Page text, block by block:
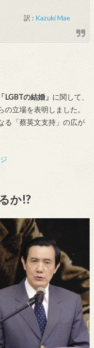
訳 : Kazuki Mae
「LGBTの結婚」 に関して、
立場を表明しました。
る「蔡英文支持」の広が
か!?